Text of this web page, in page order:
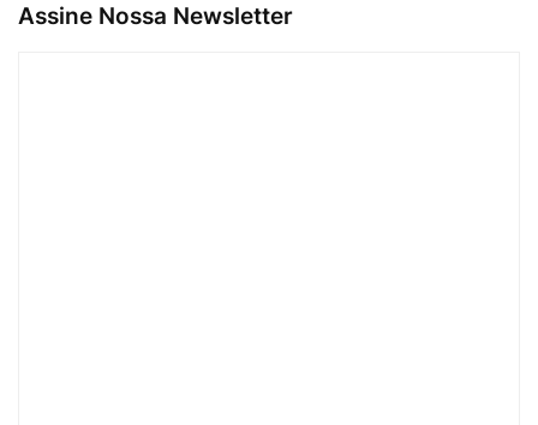
Assine Nossa Newsletter